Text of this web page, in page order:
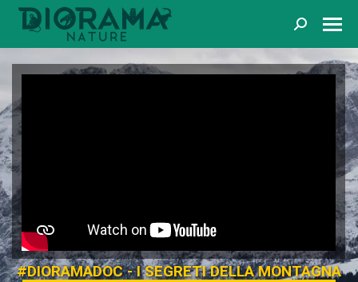
Cerca
#DIORAMADOC - I SEGRETI DELLA MONTAGNA